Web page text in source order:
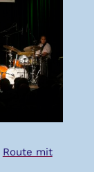
Route mit